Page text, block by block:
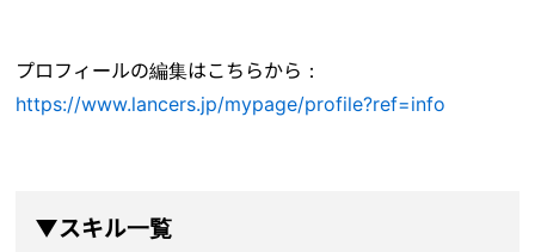
プロフィールの編集はこちらから：
https://www.lancers.jp/mypage/profile?ref=info
▼スキル一覧